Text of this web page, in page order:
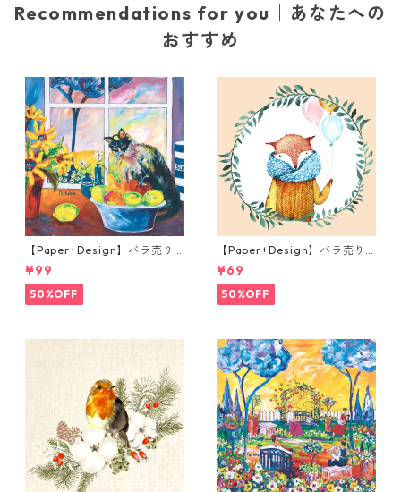
Recommendations for you｜あなたへの
おすすめ
【Paper+Design】バラ売り2
枚 ランチサイズ ペーパーナプ
キン Portchie Art The Cat in
the kitchen ブルー
¥99
50%OFF
【Paper+Design】バラ売り2
枚 ランチサイズ ペーパーナプ
キン Fox Balloons クリーム
¥69
50%OFF